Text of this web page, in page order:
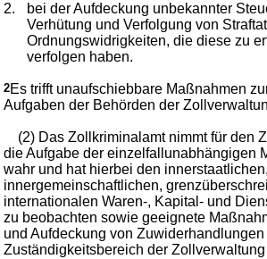
2.
bei der Aufdeckung unbekannter
Verhütung und Verfolgung von
Ordnungswidrigkeiten, die diese zu
verfolgen haben.
2Es trifft unaufschiebbare Maßnahmen
Aufgaben der Behörden der
(2) Das Zollkriminalamt nimmt für den
die Aufgabe der einzelfallunabhängigen
wahr und hat hierbei den innerstaatlichen,
innergemeinschaftlichen,
internationalen Waren-, Kapital- und
zu beobachten sowie geeignete
und Aufdeckung von Zuwiderhandlungen
Zuständigkeitsbereich der